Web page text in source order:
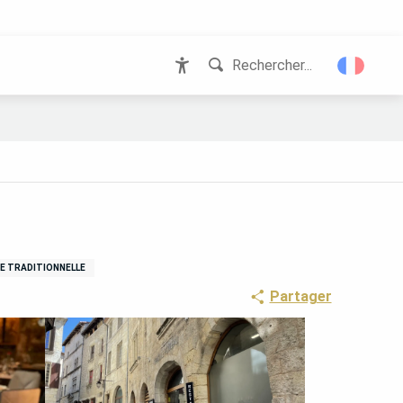
Rechercher...
TRADITIONNELLE
Partager